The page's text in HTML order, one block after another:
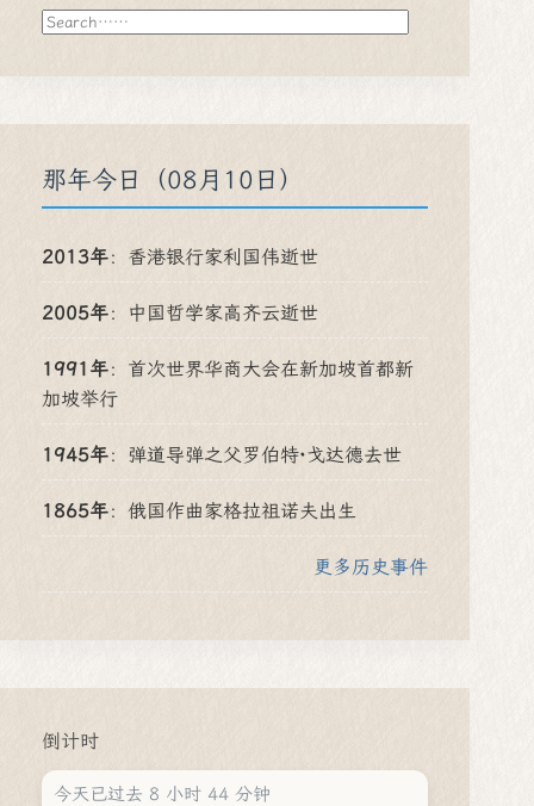
搜
索
那年今日（08月10日）
2013年： 香港银行家利国伟逝世
2005年： 中国哲学家高齐云逝世
1991年： 首次世界华商大会在新加坡首都新
加坡举行
1945年： 弹道导弹之父罗伯特·戈达德去世
1865年： 俄国作曲家格拉祖诺夫出生
更多历史事件
倒计时
今天已过去 8 小时 44 分钟